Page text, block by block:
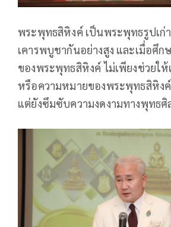
พระพุทธสิหิงค์ เป็นพระพุทธรูปเก่
เคารพบูชากันอย่างสูง และเมื่อศึก
ของพระพุทธสิหิงค์ ไม่เพียงช่วยให้
หรือความหมายของพระพุทธสิหิง
แต่ยังซึมซับความงดงามทางพุทธศิ